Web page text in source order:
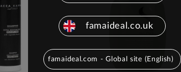
famaideal.co.uk
famaideal.com - Global site (English)